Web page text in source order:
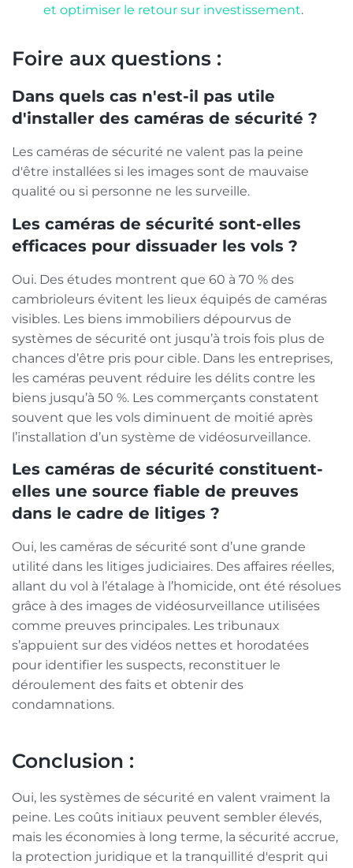
et optimiser le retour sur investissement.
Foire aux questions :
Dans quels cas n'est-il pas utile
d'installer des caméras de sécurité ?
Les caméras de sécurité ne valent pas la peine
d'être installées si les images sont de mauvaise
qualité ou si personne ne les surveille.
Les caméras de sécurité sont-elles
efficaces pour dissuader les vols ?
Oui. Des études montrent que 60 à 70 % des
cambrioleurs évitent les lieux équipés de caméras
visibles. Les biens immobiliers dépourvus de
systèmes de sécurité ont jusqu’à trois fois plus de
chances d’être pris pour cible. Dans les entreprises,
les caméras peuvent réduire les délits contre les
biens jusqu’à 50 %. Les commerçants constatent
souvent que les vols diminuent de moitié après
l’installation d’un système de vidéosurveillance.
Les caméras de sécurité constituent-
elles une source fiable de preuves
dans le cadre de litiges ?
Oui, les caméras de sécurité sont d’une grande
utilité dans les litiges judiciaires. Des affaires réelles,
allant du vol à l’étalage à l’homicide, ont été résolues
grâce à des images de vidéosurveillance utilisées
comme preuves principales. Les tribunaux
s’appuient sur des vidéos nettes et horodatées
pour identifier les suspects, reconstituer le
déroulement des faits et obtenir des
condamnations.
Conclusion :
Oui, les systèmes de sécurité en valent vraiment la
peine. Les coûts initiaux peuvent sembler élevés,
mais les économies à long terme, la sécurité accrue,
la protection juridique et la tranquillité d'esprit qui